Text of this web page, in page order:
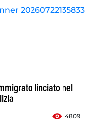
linciato nel
4809